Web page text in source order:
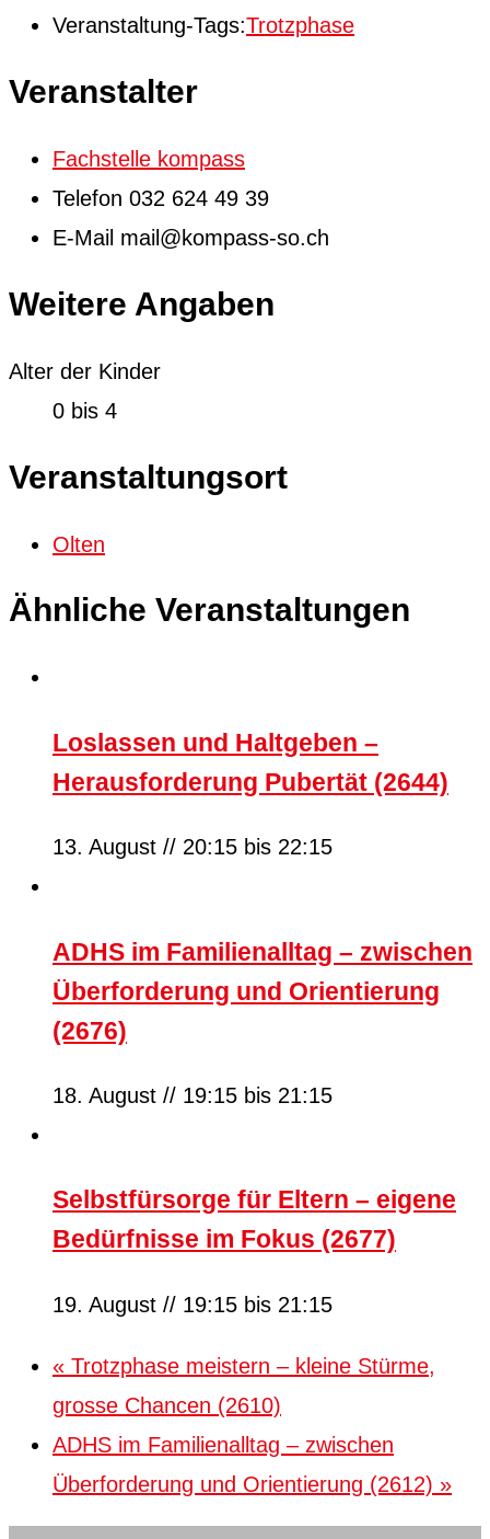
Veranstaltung-Tags:Trotzphase
Veranstalter
Fachstelle kompass
Telefon 032 624 49 39
E-Mail mail@kompass-so.ch
Weitere Angaben
Alter der Kinder
0 bis 4
Veranstaltungsort
Olten
Ähnliche Veranstaltungen
Loslassen und Haltgeben –
Herausforderung Pubertät (2644)
13. August // 20:15 bis 22:15
ADHS im Familienalltag – zwischen
Überforderung und Orientierung
(2676)
18. August // 19:15 bis 21:15
Selbstfürsorge für Eltern – eigene
Bedürfnisse im Fokus (2677)
19. August // 19:15 bis 21:15
« Trotzphase meistern – kleine Stürme,
grosse Chancen (2610)
ADHS im Familienalltag – zwischen
Überforderung und Orientierung (2612) »